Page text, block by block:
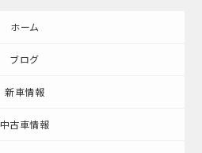
ホーム
ブログ
新車情報
中古車情報